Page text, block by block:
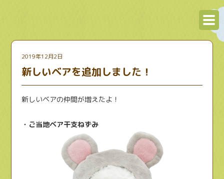
2019年12月2日
新しいベアを追加しました！
新しいベアの仲間が増えたよ！
・ご当地ベア干支ねずみ